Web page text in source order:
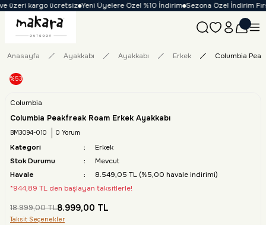
üzeri kargo ücretsiz Yeni Üyelere Özel %10 İndirim Sezona Özel İndirim
Anasayfa Ayakkabı Ayakkabı Erkek Columbia
%53
Columbia
Columbia Peakfreak Roam Erkek Ayakkabı
BM3094-010 0 Yorum
Kategori
Erkek
Stok Durumu
Mevcut
Havale
8.549,05 TL (%5,00 havale indirimi)
*944,89 TL den başlayan taksitlerle!
18.999,00 TL8.999,00 TL
Taksit Seçenekler